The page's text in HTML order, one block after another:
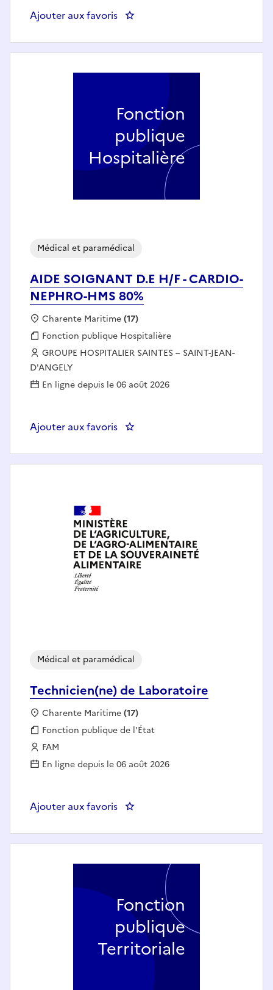
Ajouter aux favoris : INFIRMIER D.E H/F - UTSP
AIDE SOIGNANT D.E H/F - CARDIO-
NEPHRO-HMS 80%
Médical et paramédical
Localisation :
Charente Maritime(17)
Fonction publique :
Fonction publique Hospitalière
Employeur :
GROUPE HOSPITALIER SAINTES – SAINT-JEAN-
D'ANGELY
En ligne depuis le 06 août 2026
Ajouter aux favoris : AIDE SOIGNANT D.E H/F -
Fonction
publique
Hospitalière
Technicien(ne) de Laboratoire
Médical et paramédical
Localisation :
Charente Maritime(17)
Fonction publique :
Fonction publique de l'État
Employeur :
FAM
En ligne depuis le 06 août 2026
Ajouter aux favoris : Technicien(ne) de Laboratoire
Fonction
publique
Territoriale